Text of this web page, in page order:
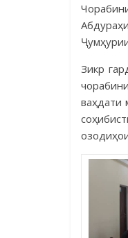
Зикр
ваҳдати